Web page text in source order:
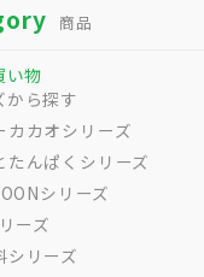
商品
い物
から探す
カカオシリーズ
たんぱくシリーズ
シリーズ
ーズ
シリーズ